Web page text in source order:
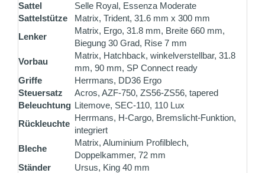
Sattel
Selle Royal, Essenza Moderate
Sattelstütze
Matrix, Trident, 31.6 mm x 300 mm
Lenker
Matrix, Ergo, 31.8 mm, Breite 660 mm,
Biegung 30 Grad, Rise 7 mm
Vorbau
Matrix, Hatchback, winkelverstellbar, 31.8
mm, 90 mm, SP Connect ready
Griffe
Herrmans, DD36 Ergo
Steuersatz
Acros, AZF-750, ZS56-ZS56, tapered
Beleuchtung Litemove, SEC-110, 110 Lux
Rückleuchte
Herrmans, H-Cargo, Bremslicht-Funktion,
integriert
Bleche
Matrix, Aluminium Profilblech,
Doppelkammer, 72 mm
Ständer
Ursus, King 40 mm